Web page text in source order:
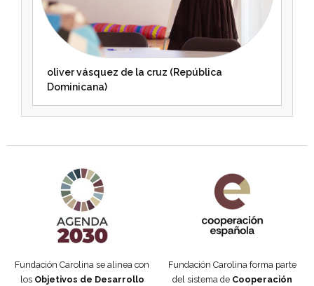
oliver vásquez de la cruz (República
Dominicana)
Fundación Carolina se alinea con
los Objetivos de Desarrollo
Fundación Carolina forma parte
del sistema de Cooperación